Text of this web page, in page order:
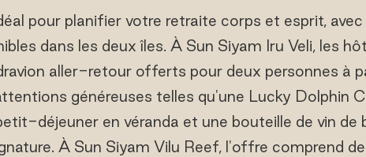
pour planifier votre retraite corps et esprit,
dans les deux îles. À Sun Siyam Iru Veli, les
aller-retour offerts pour deux personnes à
généreuses telles qu'une Lucky Dolphin
déjeuner en véranda et une bouteille de vin de
À Sun Siyam Vilu Reef, l'offre comprend